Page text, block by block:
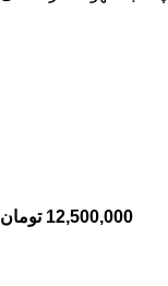
12,500,000 تومان